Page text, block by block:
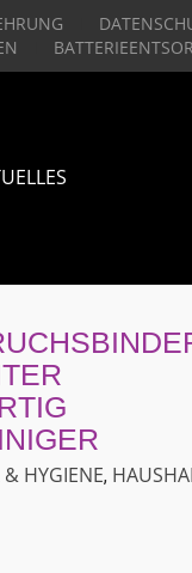
HYGIENE,